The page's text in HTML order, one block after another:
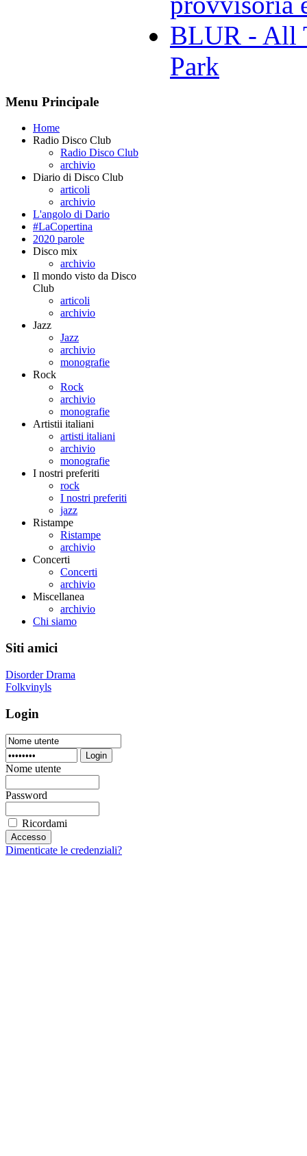
BLUR - All
Park
Menu Principale
Home
Radio Disco Club
Radio Disco Club
archivio
Diario di Disco Club
articoli
archivio
L'angolo di Dario
#LaCopertina
2020 parole
Disco mix
archivio
Il mondo visto da Disco
Club
articoli
archivio
Jazz
Jazz
archivio
monografie
Rock
Rock
archivio
monografie
Artistii italiani
artisti italiani
archivio
monografie
I nostri preferiti
rock
I nostri preferiti
jazz
Ristampe
Ristampe
archivio
Concerti
Concerti
archivio
Miscellanea
archivio
Chi siamo
Siti amici
Disorder Drama
Folkvinyls
Login
Login
Nome utente
Password
Ricordami
Dimenticate le credenziali?